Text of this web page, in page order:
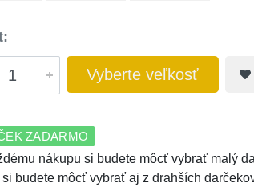
Vyberte veľkosť
ZADARMO
nákupu si budete môcť vybrať malý
si budete môcť vybrať aj z drahších